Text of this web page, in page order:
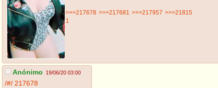
>>>217678 >>>217681 >>>217957 >>>21815
1
Anónimo 19/06/20 03:00
/#/ 217678